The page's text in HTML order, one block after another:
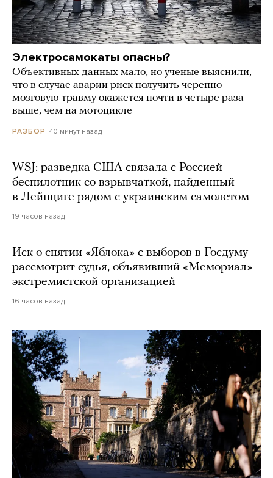
Электросамокаты опасны?
Объективных данных мало, но ученые выяснили,
что в случае аварии риск получить черепно-
мозговую травму окажется почти в четыре раза
выше, чем на мотоцикле
РАЗБОР 40 минут назад
WSJ: разведка США связала с Россией
беспилотник со взрывчаткой, найденный
в Лейпциге рядом с украинским самолетом
19 часов назад
Иск о снятии «Яблока» с выборов в Госдуму
рассмотрит судья, объявивший «Мемориал»
экстремистской организацией
16 часов назад